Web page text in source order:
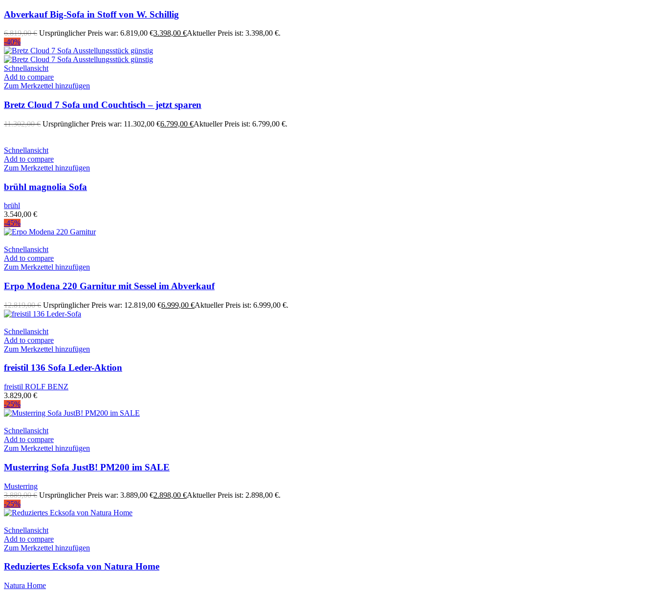
Abverkauf Big-Sofa in Stoff von W. Schillig
6.819,00€ Ursprünglicher Preis war: 6.819,00 €3.398,00 €Aktueller Preis ist: 3.398,00 €.
-40%
Schnellansicht
Add to compare
Zum Merkzettel hinzufügen
Bretz Cloud 7 Sofa und Couchtisch – jetzt sparen
11.302,00€ Ursprünglicher Preis war: 11.302,00 €6.799,00 €Aktueller Preis ist: 6.799,00 €.
Schnellansicht
Add to compare
Zum Merkzettel hinzufügen
brühl magnolia Sofa
brühl
3.540,00 €
-45%
Schnellansicht
Add to compare
Zum Merkzettel hinzufügen
Erpo Modena 220 Garnitur mit Sessel im Abverkauf
12.819,00€ Ursprünglicher Preis war: 12.819,00 €6.999,00 €Aktueller Preis ist: 6.999,00 €.
Schnellansicht
Add to compare
Zum Merkzettel hinzufügen
freistil 136 Sofa Leder-Aktion
freistil ROLF BENZ
3.829,00 €
-25%
Schnellansicht
Add to compare
Zum Merkzettel hinzufügen
Musterring Sofa JustB! PM200 im SALE
Musterring
3.889,00€ Ursprünglicher Preis war: 3.889,00 €2.898,00 €Aktueller Preis ist: 2.898,00 €.
-25%
Schnellansicht
Add to compare
Zum Merkzettel hinzufügen
Reduziertes Ecksofa von Natura Home
Natura Home